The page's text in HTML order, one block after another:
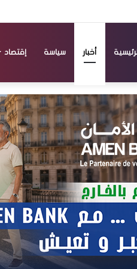
أخبار سياسة إقتصاد